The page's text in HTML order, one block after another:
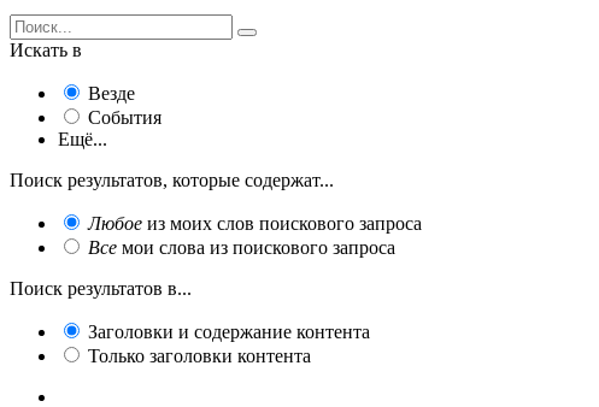
Искать в
Везде
События
Ещё...
Поиск результатов, которые содержат...
Любое из моих слов поискового запроса
Все мои слова из поискового запроса
Поиск результатов в...
Заголовки и содержание контента
Только заголовки контента